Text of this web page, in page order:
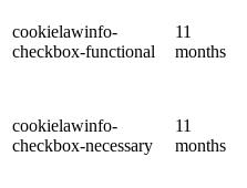
cookielawinfo-
checkbox-functional
11
months
cookielawinfo-
checkbox-necessary
11
months